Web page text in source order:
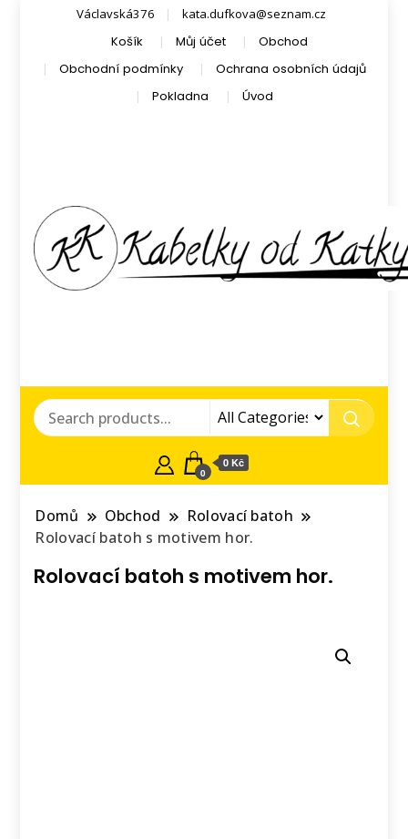
Václavská376 kata.dufkova@seznam.cz
Košík Můj účet
Obchod
Obchodní podmínky
Ochrana osobních údajů
Pokladna
Úvod
0
0 Kč
Domů Obchod
Rolovací batoh
Rolovací batoh s motivem hor.
Rolovací batoh s motivem hor.